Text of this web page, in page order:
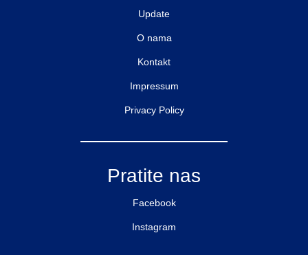
Update
O nama
Kontakt
Impressum
Privacy Policy
Pratite nas
Facebook
Instagram